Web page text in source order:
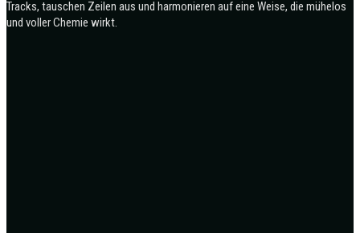
Tracks, tauschen Zeilen aus und harmonieren auf eine Weise, die mühelos
und voller Chemie wirkt.